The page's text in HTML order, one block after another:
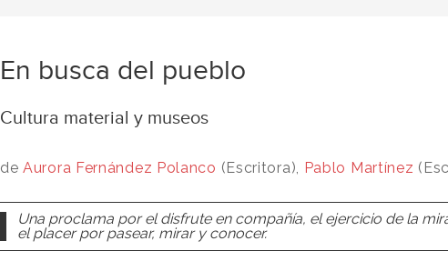
En busca del pueblo
Cultura material y museos
deAurora Fernández Polanco (Escritora), Pablo Martínez
Una proclama por el disfrute en compañía, el ejercicio de la
el placer por pasear, mirar y conocer.